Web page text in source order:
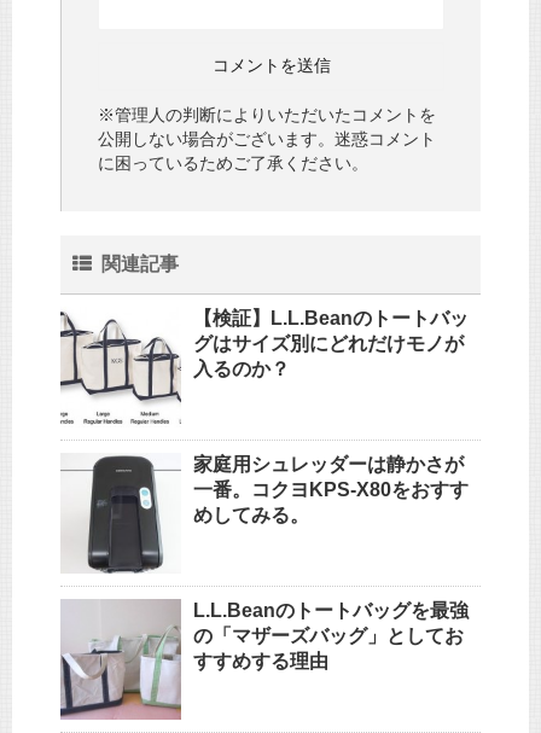
※管理人の判断によりいただいたコメントを
公開しない場合がございます。迷惑コメント
に困っているためご了承ください。
関連記事
【検証】L.L.Beanのトートバッ
グはサイズ別にどれだけモノが
入るのか？
家庭用シュレッダーは静かさが
一番。コクヨKPS-X80をおすす
めしてみる。
L.L.Beanのトートバッグを最強
の「マザーズバッグ」としてお
すすめする理由